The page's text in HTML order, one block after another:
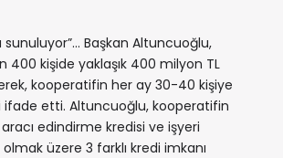
sunuluyor”… Başkan Altuncuoğlu,
400 kişide yaklaşık 400 milyon TL
kooperatifin her ay 30-40 kişiye
ifade etti. Altuncuoğlu, kooperatifin
edindirme kredisi ve işyeri
üzere 3 farklı kredi imkanı